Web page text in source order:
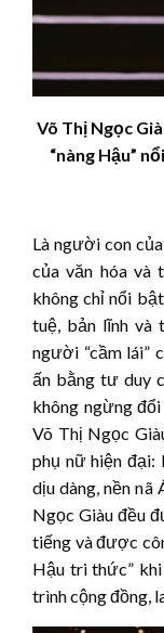
Võ Thị Ngọc
“nàng Hậu”
Là người con
của văn hóa và
không chỉ nổi
tuệ, bản lĩnh và
người “cầm lái”
ấn bằng tư duy
không ngừng
Võ Thị Ngọc
phụ nữ hiện đại:
dịu dàng, nền
Ngọc Giàu đều
tiếng và được
Hậu tri thức”
trình cộng đồng,